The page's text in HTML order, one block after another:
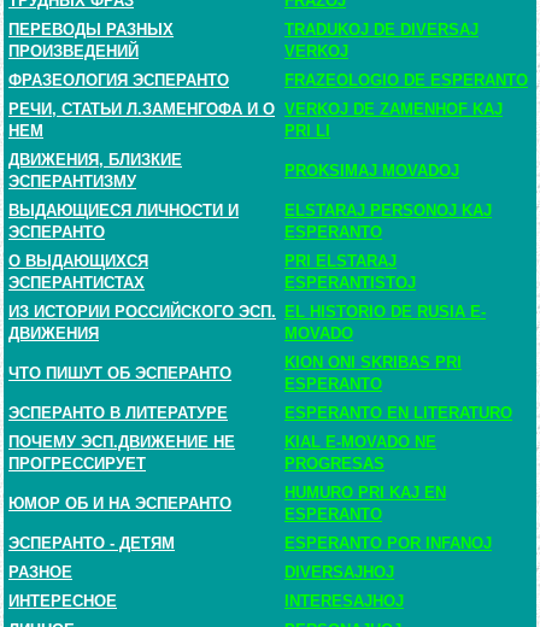
ПЕРЕВОДЫ РАЗНЫХ
ПРОИЗВЕДЕНИЙ
TRADUKOJ DE DIVERSAJ
VERKOJ
ФРАЗЕОЛОГИЯ ЭСПЕРАНТО
FRAZEOLOGIO DE ESPERANTO
РЕЧИ, СТАТЬИ Л.ЗАМЕНГОФА И О
НЕМ
VERKOJ DE ZAMENHOF KAJ
PRI LI
ДВИЖЕНИЯ, БЛИЗКИЕ
ЭСПЕРАНТИЗМУ
PROKSIMAJ MOVADOJ
ВЫДАЮЩИЕСЯ ЛИЧНОСТИ И
ЭСПЕРАНТО
ELSTARAJ PERSONOJ KAJ
ESPERANTO
О ВЫДАЮЩИХСЯ
ЭСПЕРАНТИСТАХ
PRI ELSTARAJ
ESPERANTISTOJ
ИЗ ИСТОРИИ РОССИЙСКОГО ЭСП.
ДВИЖЕНИЯ
EL HISTORIO DE RUSIA E-
MOVADO
ЧТО ПИШУТ ОБ ЭСПЕРАНТО
KION ONI SKRIBAS PRI
ESPERANTO
ЭСПЕРАНТО В ЛИТЕРАТУРЕ
ESPERANTO EN LITERATURO
ПОЧЕМУ ЭСП.ДВИЖЕНИЕ НЕ
ПРОГРЕССИРУЕТ
KIAL E-MOVADO NE
PROGRESAS
ЮМОР ОБ И НА ЭСПЕРАНТО
HUMURO PRI KAJ EN
ESPERANTO
ЭСПЕРАНТО - ДЕТЯМ
ESPERANTO POR INFANOJ
РАЗНОЕ
DIVERSAJHOJ
ИНТЕРЕСНОЕ
INTERESAJHOJ